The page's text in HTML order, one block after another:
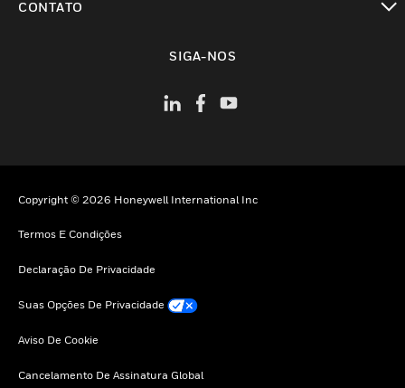
CONTATO
SIGA-NOS
Copyright © 2026 Honeywell International Inc
Termos E Condições
Declaração De Privacidade
Suas Opções De Privacidade
Aviso De Cookie
Cancelamento De Assinatura Global